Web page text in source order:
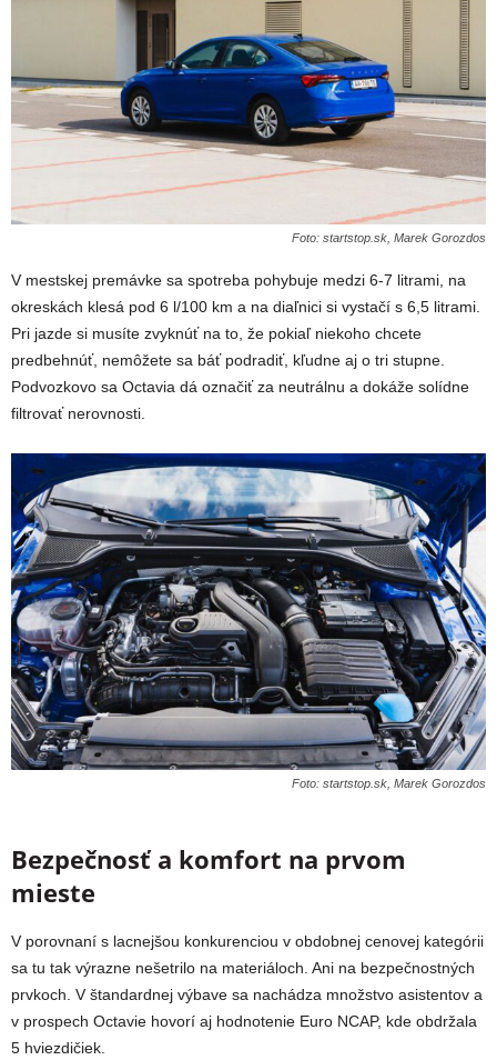
Foto: startstop.sk, Marek Gorozdos
V mestskej premávke sa spotreba pohybuje medzi 6-7 litrami, na
okreskách klesá pod 6 l/100 km a na diaľnici si vystačí s 6,5 litrami.
Pri jazde si musíte zvyknúť na to, že pokiaľ niekoho chcete
predbehnúť, nemôžete sa báť podradiť, kľudne aj o tri stupne.
Podvozkovo sa Octavia dá označiť za neutrálnu a dokáže solídne
filtrovať nerovnosti.
Foto: startstop.sk, Marek Gorozdos
Bezpečnosť a komfort na prvom
mieste
V porovnaní s lacnejšou konkurenciou v obdobnej cenovej kategórii
sa tu tak výrazne nešetrilo na materiáloch. Ani na bezpečnostných
prvkoch. V štandardnej výbave sa nachádza množstvo asistentov a
v prospech Octavie hovorí aj hodnotenie Euro NCAP, kde obdržala
5 hviezdičiek.